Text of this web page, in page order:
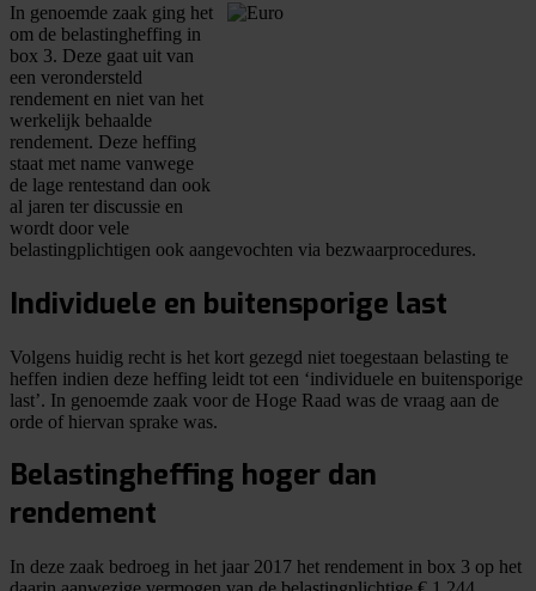
In genoemde zaak ging het
om de belastingheffing in
box 3. Deze gaat uit van
een verondersteld
rendement en niet van het
werkelijk behaalde
rendement. Deze heffing
staat met name vanwege
de lage rentestand dan ook
al jaren ter discussie en
wordt door vele
belastingplichtigen ook aangevochten via bezwaarprocedures.
Individuele en buitensporige last
Volgens huidig recht is het kort gezegd niet toegestaan belasting te
heffen indien deze heffing leidt tot een ‘individuele en buitensporige
last’. In genoemde zaak voor de Hoge Raad was de vraag aan de
orde of hiervan sprake was.
Belastingheffing hoger dan
rendement
In deze zaak bedroeg in het jaar 2017 het rendement in box 3 op het